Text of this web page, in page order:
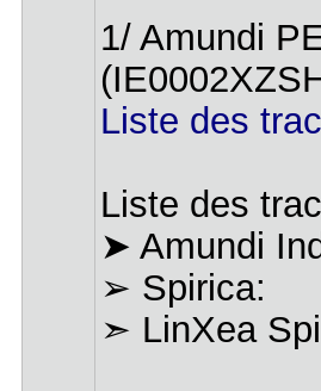
1/ Amundi
Liste des
Liste des
➤ Amundi
➢ Spirica:
➣ LinXea